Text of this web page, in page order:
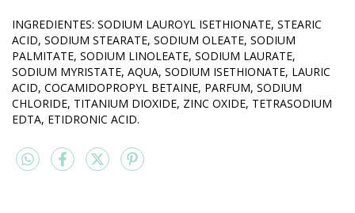
INGREDIENTES: SODIUM LAUROYL ISETHIONATE, STEARIC
ACID, SODIUM STEARATE, SODIUM OLEATE, SODIUM
PALMITATE, SODIUM LINOLEATE, SODIUM LAURATE,
SODIUM MYRISTATE, AQUA, SODIUM ISETHIONATE, LAURIC
ACID, COCAMIDOPROPYL BETAINE, PARFUM, SODIUM
CHLORIDE, TITANIUM DIOXIDE, ZINC OXIDE, TETRASODIUM
EDTA, ETIDRONIC ACID.